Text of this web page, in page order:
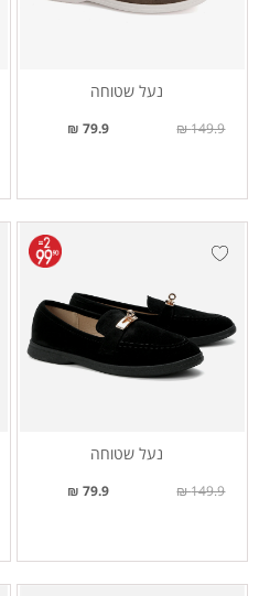
נעל שטוחה
79.9 ₪ 149.9 ₪
נעל שטוחה
79.9 ₪ 149.9 ₪